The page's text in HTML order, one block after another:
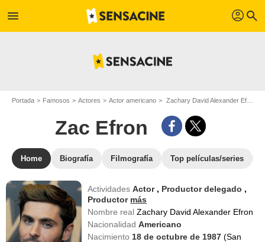
menu profil search
Portada Famosos Actores Actor americano Zachary David Alexander Efron - Apodo : Zac Efron
Zac Efron
Home Biografía Filmografía Top películas/series
ActividadesActor , Productor delegado ,
Productor más
Nombre realZachary David Alexander Efron
NacionalidadAmericano
Nacimiento 18 de octubre de 1987(San